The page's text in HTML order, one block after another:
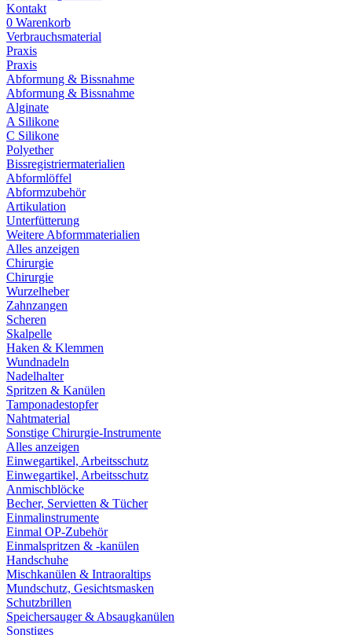
Kontakt
0 Warenkorb
Verbrauchsmaterial
Praxis
Praxis
Abformung & Bissnahme
Abformung & Bissnahme
Alginate
A Silikone
C Silikone
Polyether
Bissregistriermaterialien
Abformlöffel
Abformzubehör
Artikulation
Unterfütterung
Weitere Abformmaterialien
Alles anzeigen
Chirurgie
Chirurgie
Wurzelheber
Zahnzangen
Scheren
Skalpelle
Haken & Klemmen
Wundnadeln
Nadelhalter
Spritzen & Kanülen
Tamponadestopfer
Nahtmaterial
Sonstige Chirurgie-Instrumente
Alles anzeigen
Einwegartikel, Arbeitsschutz
Einwegartikel, Arbeitsschutz
Anmischblöcke
Becher, Servietten & Tücher
Einmalinstrumente
Einmal OP-Zubehör
Einmalspritzen & -kanülen
Handschuhe
Mischkanülen & Intraoraltips
Mundschutz, Gesichtsmasken
Schutzbrillen
Speichersauger & Absaugkanülen
Sonstiges